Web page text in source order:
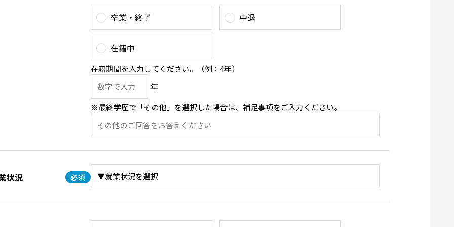
卒業・終了 中退
在籍中
在籍期間を入力してください。（例：4年）
年
※最終学歴で「その他」を選択した場合は、補足事項をご入力ください。
状況